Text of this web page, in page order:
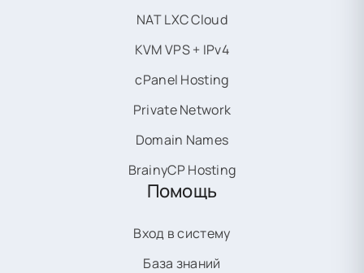
NAT LXC Cloud
KVM VPS + IPv4
cPanel Hosting
Private Network
Domain Names
BrainyCP Hosting
Помощь
Вход в систему
База знаний